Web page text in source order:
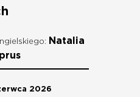
Natalia
2026